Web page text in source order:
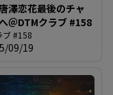
澤恋花最後のチャ
＠DTMクラブ #158
ブ #158
09/19